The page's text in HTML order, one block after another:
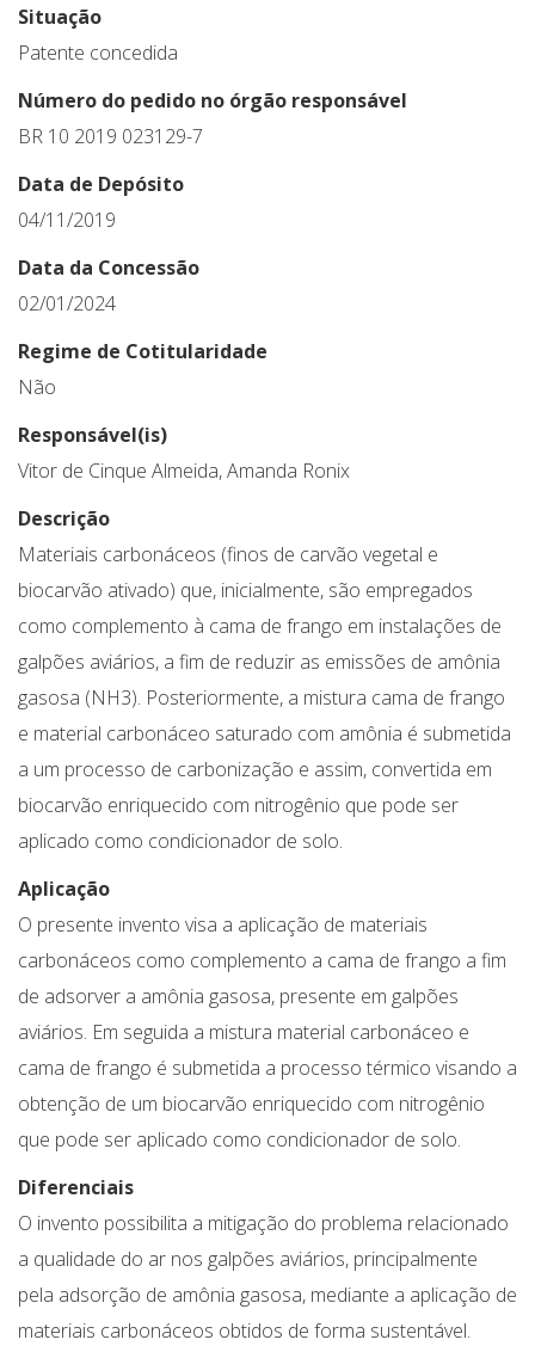
Situação
Patente concedida
Número do pedido no órgão responsável
BR 10 2019 023129-7
Data de Depósito
04/11/2019
Data da Concessão
02/01/2024
Regime de Cotitularidade
Não
Responsável(is)
Vitor de Cinque Almeida, Amanda Ronix
Descrição
Materiais carbonáceos (finos de carvão vegetal e
biocarvão ativado) que, inicialmente, são empregados
como complemento à cama de frango em instalações de
galpões aviários, a fim de reduzir as emissões de amônia
gasosa (NH3). Posteriormente, a mistura cama de frango
e material carbonáceo saturado com amônia é submetida
a um processo de carbonização e assim, convertida em
biocarvão enriquecido com nitrogênio que pode ser
aplicado como condicionador de solo.
Aplicação
O presente invento visa a aplicação de materiais
carbonáceos como complemento a cama de frango a fim
de adsorver a amônia gasosa, presente em galpões
aviários. Em seguida a mistura material carbonáceo e
cama de frango é submetida a processo térmico visando a
obtenção de um biocarvão enriquecido com nitrogênio
que pode ser aplicado como condicionador de solo.
Diferenciais
O invento possibilita a mitigação do problema relacionado
a qualidade do ar nos galpões aviários, principalmente
pela adsorção de amônia gasosa, mediante a aplicação de
materiais carbonáceos obtidos de forma sustentável.